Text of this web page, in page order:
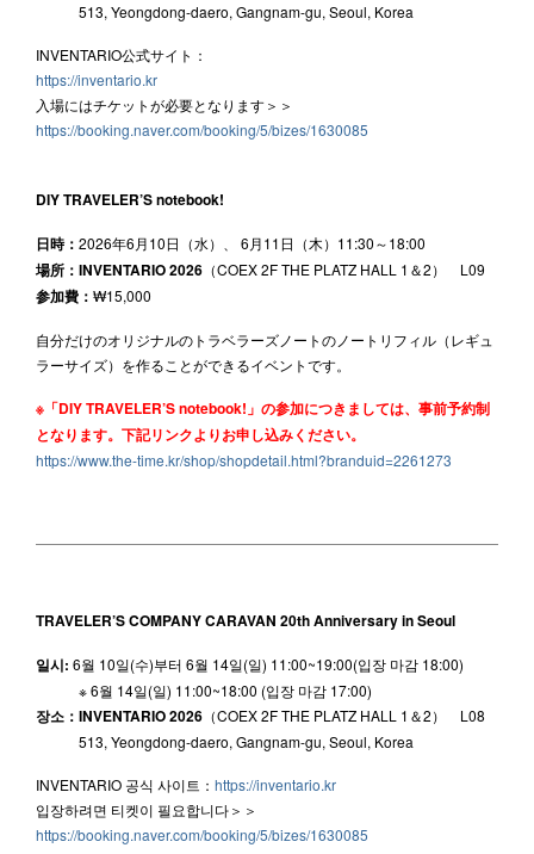
513, Yeongdong-daero, Gangnam-gu, Seoul, Korea
INVENTARIO公式サイト：
https://inventario.kr
入場にはチケットが必要となります＞＞
https://booking.naver.com/booking/5/bizes/1630085
DIY TRAVELER’S notebook!
日時： 2026年6月10日（水）、 6月11日（木）11:30～18:00
場所：INVENTARIO 2026 （COEX 2F THE PLATZ HALL 1＆2） L09
参加費： ₩15,000
自分だけのオリジナルのトラベラーズノートのノートリフィル（レギュ
ラーサイズ）を作ることができるイベントです。
※「DIY TRAVELER’S notebook!」の参加につきましては、事前予約制
となります。下記リンクよりお申し込みください。
https://www.the-time.kr/shop/shopdetail.html?branduid=2261273
TRAVELER’S COMPANY CARAVAN 20th Anniversary in Seoul
일시: 6월 10일(수)부터 6월 14일(일) 11:00~19:00(입장 마감 18:00)
※ 6월 14일(일) 11:00~18:00 (입장 마감 17:00)
장소：INVENTARIO 2026 （COEX 2F THE PLATZ HALL 1＆2） L08
513, Yeongdong-daero, Gangnam-gu, Seoul, Korea
INVENTARIO 공식 사이트： https://inventario.kr
입장하려면 티켓이 필요합니다＞＞
https://booking.naver.com/booking/5/bizes/1630085